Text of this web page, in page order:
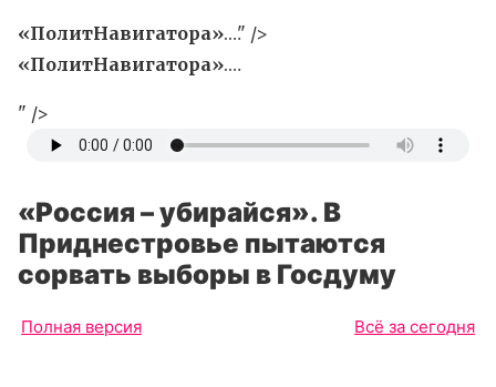
«ПолитНавигатора».…" />
«ПолитНавигатора».…
" />
«Россия – убирайся». В
Приднестровье пытаются
сорвать выборы в Госдуму
Полная версия Всё за сегодня